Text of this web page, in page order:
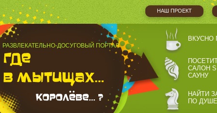
НАШ ПРОЕКТ
РАЗВЛЕКАТЕЛЬНО-ДОСУГОВЫЙ ПОРТАЛ
ВКУСНО
САЛОН
САУНУ
НАЙТИ
ПО ДУШЕ